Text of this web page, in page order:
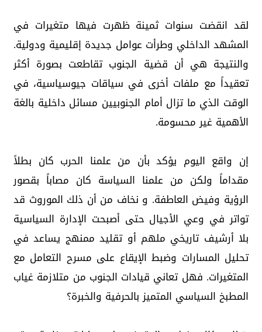
لقد انقضت سنوات ثمينة ظهرت فيها متغيرات في
المشهد الداخلي وطرأت عوامل جديدة إقليمية ودولية.
والنتيجة هي أن قضية الجنوب تقاطعت بصورة أكثر
تعقيداً مع ملفات أخرى في سياقات جيوسياسية، في
الوقت الذي ما تزال أمام الجنوبيين مسائل داخلية بالغة
الأهمية غير محسومة.
إن واقع اليوم يؤكد بأن من علمنا الحرب كان بطلاً
مقداماً ولكن من علمنا السياسة كان مصاباً بقصور
الرؤية وفيض العاطفة. و نخاف من أن ذلك الموروث قد
تواتر في وعي الأجيال حتى أصبحت الإدارة السياسية
بلا أرشيف تاريخي ملهم أو تقليد ممنهج يساعد في
تحليل المسارات وضبط الإيقاع على مسرح التعامل مع
المتغيرات. فهل تعاني قيادات الجنوب من متلازمة غياب
المطبخ السياسي المتميز بالحرفية والخبرة؟